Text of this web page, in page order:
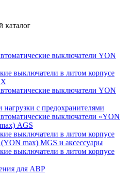
каталог
выключатели YON
выключатели в литом корпусе
выключатели YON
с предохранителями
выключатели «YON
AGS
выключатели в литом корпусе
max) MGS и аксессуары
выключатели в литом корпусе
для АВР